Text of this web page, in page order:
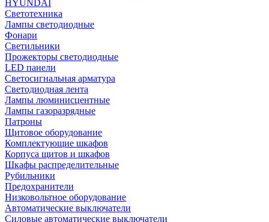
HYUNDAI
Светотехника
Лампы светодиодные
Фонари
Светильники
Прожекторы светодиодные
LED панели
Светосигнальная арматура
Светодиодная лента
Лампы люминисцентные
Лампы газоразрядные
Патроны
Щитовое оборудование
Комплектующие шкафов
Корпуса щитов и шкафов
Шкафы распределительные
Рубильники
Предохранители
Низковольтное оборудование
Автоматические выключатели
Силовые автоматические выключатели